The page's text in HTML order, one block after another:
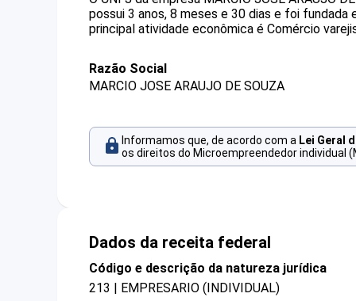
possui 3 anos, 8 meses e 30 dias e foi fundada
principal atividade econômica é Comércio
Razão Social
MARCIO JOSE ARAUJO DE SOUZA
Informamos que, de acordo com a Lei Geral
os direitos do Microempreendedor individual
Dados da receita federal
Código e descrição da natureza jurídica
213 | EMPRESARIO (INDIVIDUAL)